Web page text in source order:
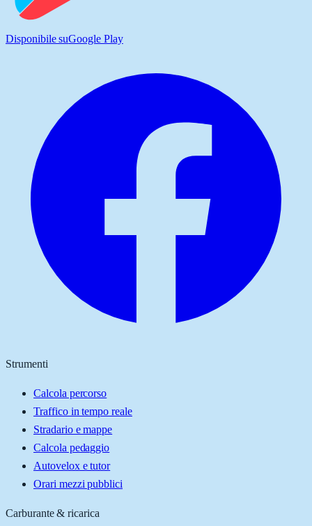
Disponibile suGoogle Play
Strumenti
Calcola percorso
Traffico in tempo reale
Stradario e mappe
Calcola pedaggio
Autovelox e tutor
Orari mezzi pubblici
Carburante & ricarica